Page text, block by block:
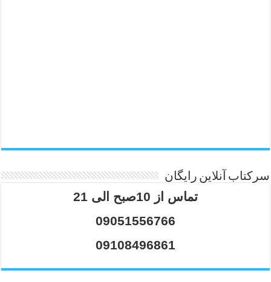
سرکتاب آنلاین رایگان
تماس از 10صبح الی 21
09051556766
09108496861